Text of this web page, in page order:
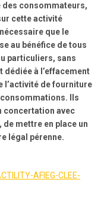
des consommateurs,
cette activité
que le
au bénéfice de tous
particuliers, sans
à l’effacement
l’activité de fourniture
Ils
concertation avec
mettre en place un
légal pérenne.
AFIEG-CLEE-